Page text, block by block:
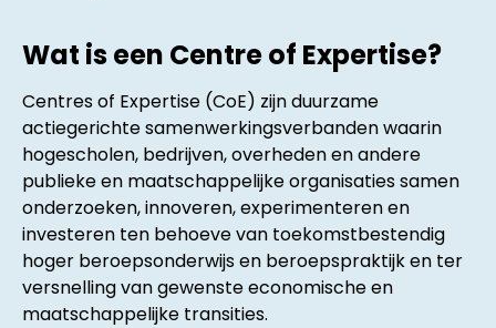
Wat is een Centre of Expertise?
Centres of Expertise (CoE) zijn duurzame
actiegerichte samenwerkingsverbanden waarin
hogescholen, bedrijven, overheden en andere
publieke en maatschappelijke organisaties samen
onderzoeken, innoveren, experimenteren en
investeren ten behoeve van toekomstbestendig
hoger beroepsonderwijs en beroepspraktijk en ter
versnelling van gewenste economische en
maatschappelijke transities.